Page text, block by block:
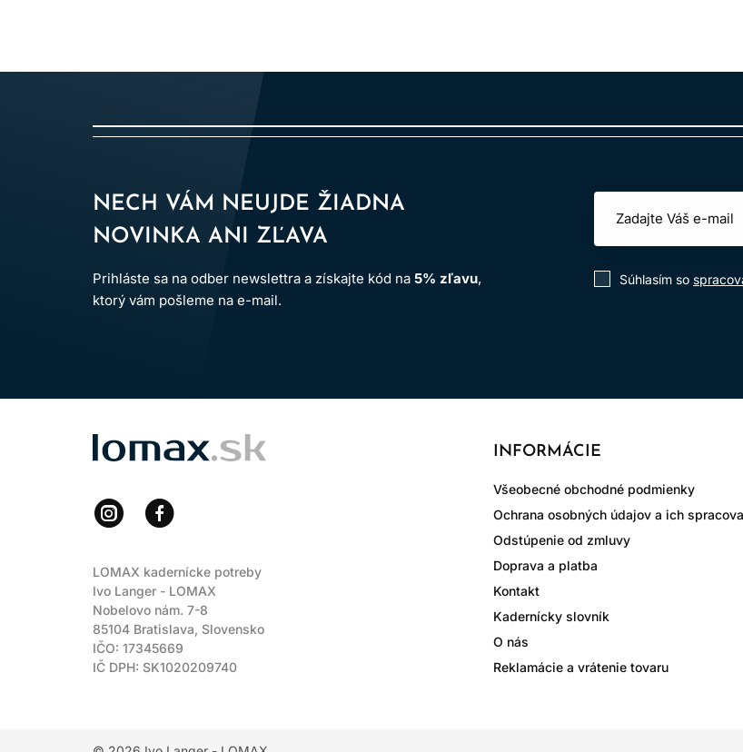
NECH VÁM NEUJDE ŽIADNA
NOVINKA ANI ZĽAVA
Prihláste sa na odber newslettra a získajte kód na 5% zľavu,
ktorý vám pošleme na e-mail.
Súhlasím so
LOMAX
LOMAX kadernícke potreby
Ivo Langer - LOMAX
Nobelovo nám. 7-8
85104 Bratislava, Slovensko
IČO: 17345669
IČ DPH: SK1020209740
INFORMÁCIE
Všeobecné obchodné podmienky
Ochrana osobných údajov a ich
Odstúpenie od zmluvy
Doprava a platba
Kontakt
Kadernícky slovník
O nás
Reklamácie a vrátenie tovaru